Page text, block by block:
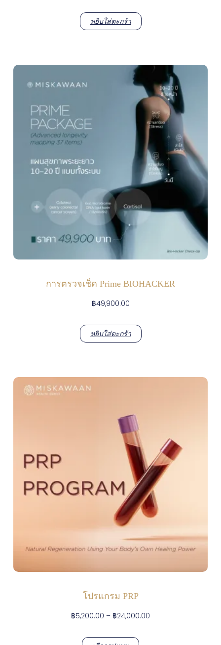
หยิบใส่ตะกร้า
การตรวจเช็ค Prime BIOHACKER
฿49,900.00
หยิบใส่ตะกร้า
โปรแกรม PRP
฿5,200.00 – ฿24,000.00